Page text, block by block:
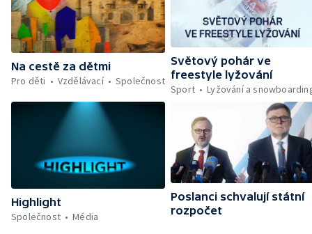
Na cestě za dětmi
Pro děti
Vzdělávací Společnost
Světový pohár ve
freestyle lyžování
Sport
Lyžování a
Highlight
Společnost
Média
Poslanci schvalují státní
rozpočet